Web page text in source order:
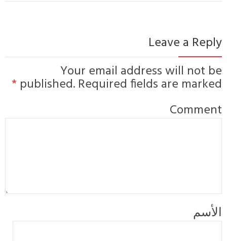
Leave a
Your email address will not
published. Required fields are
*